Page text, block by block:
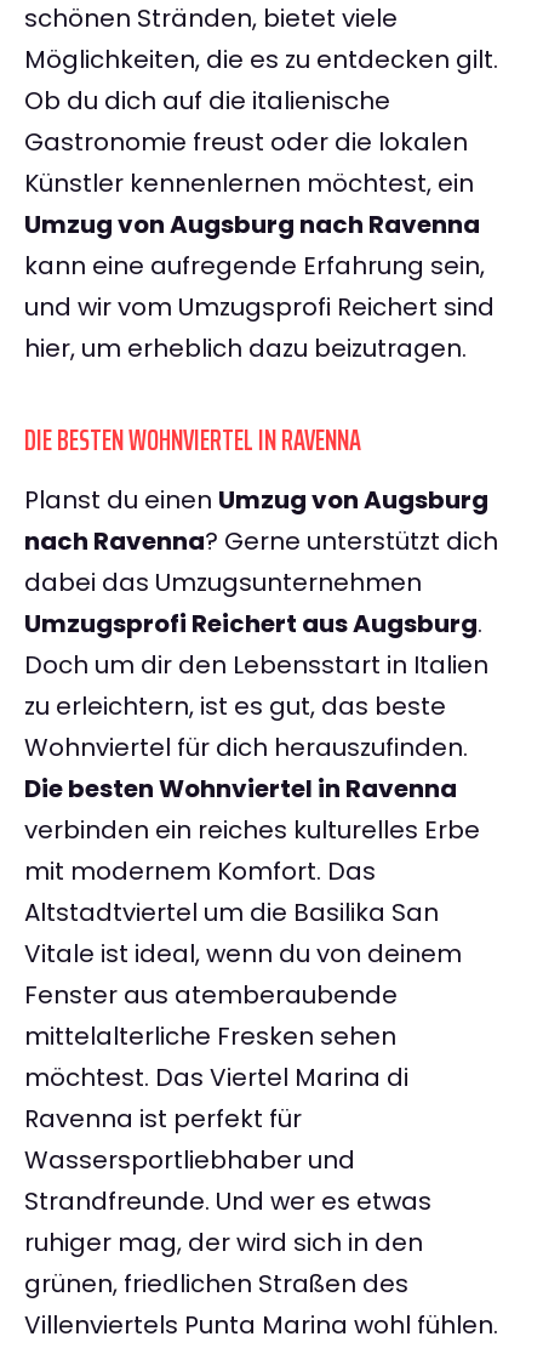
schönen Stränden, bietet viele
Möglichkeiten, die es zu entdecken gilt.
Ob du dich auf die italienische
Gastronomie freust oder die lokalen
Künstler kennenlernen möchtest, ein
Umzug von Augsburg nach Ravenna
kann eine aufregende Erfahrung sein,
und wir vom Umzugsprofi Reichert sind
hier, um erheblich dazu beizutragen.
DIE BESTEN WOHNVIERTEL IN RAVENNA
Planst du einen Umzug von Augsburg
nach Ravenna? Gerne unterstützt dich
dabei das Umzugsunternehmen
Umzugsprofi Reichert aus Augsburg.
Doch um dir den Lebensstart in Italien
zu erleichtern, ist es gut, das beste
Wohnviertel für dich herauszufinden.
Die besten Wohnviertel in Ravenna
verbinden ein reiches kulturelles Erbe
mit modernem Komfort. Das
Altstadtviertel um die Basilika San
Vitale ist ideal, wenn du von deinem
Fenster aus atemberaubende
mittelalterliche Fresken sehen
möchtest. Das Viertel Marina di
Ravenna ist perfekt für
Wassersportliebhaber und
Strandfreunde. Und wer es etwas
ruhiger mag, der wird sich in den
grünen, friedlichen Straßen des
Villenviertels Punta Marina wohl fühlen.